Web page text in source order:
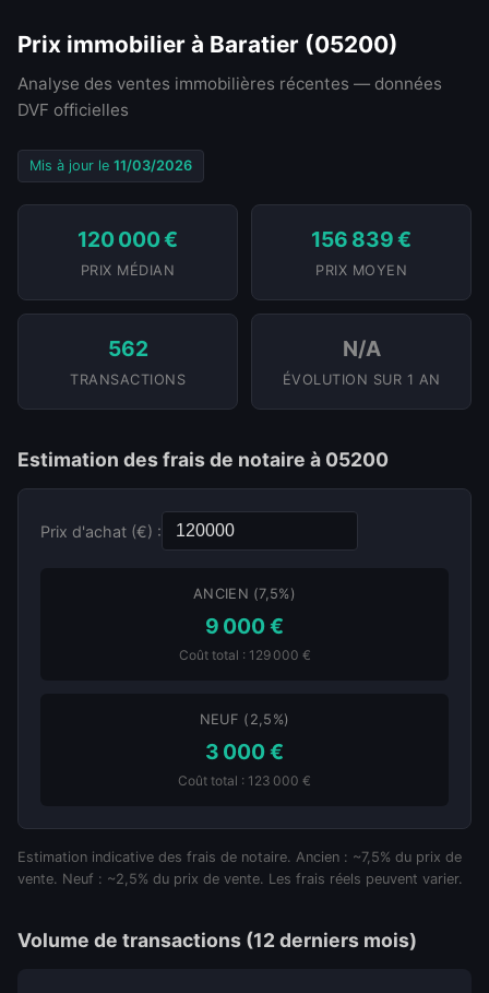
Prix immobilier à Baratier (05200)
Analyse des ventes immobilières récentes — données
DVF officielles
Mis à jour le 11/03/2026
120 000 €
PRIX MÉDIAN
156 839 €
PRIX MOYEN
562
TRANSACTIONS
N/A
ÉVOLUTION SUR 1 AN
Estimation des frais de notaire à 05200
Prix d'achat (€) :
ANCIEN (7,5%)
9 000 €
Coût total : 129 000 €
NEUF (2,5%)
3 000 €
Coût total : 123 000 €
Estimation indicative des frais de notaire. Ancien : ~7,5% du prix de
vente. Neuf : ~2,5% du prix de vente. Les frais réels peuvent varier.
Volume de transactions (12 derniers mois)